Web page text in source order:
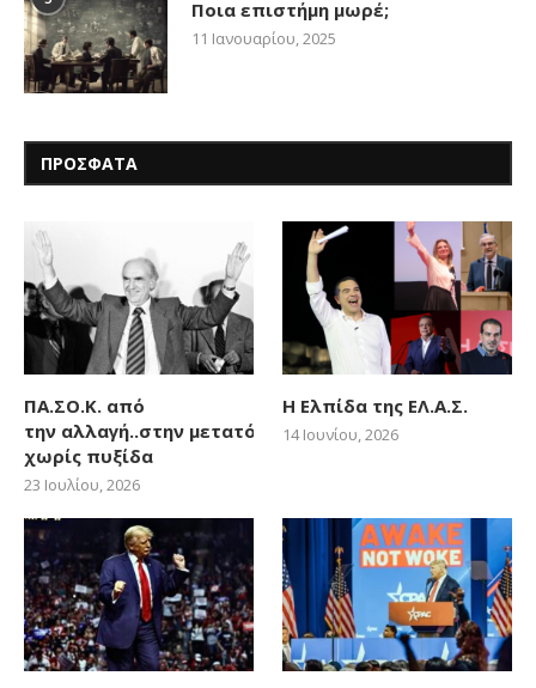
Ποια επιστήμη μωρέ;
11 Ιανουαρίου, 2025
ΠΡΟΣΦΑΤΑ
ΠΑ.ΣΟ.Κ. από
την αλλαγή..στην μετατόπιση
χωρίς πυξίδα
23 Ιουλίου, 2026
Η Ελπίδα της ΕΛ.Α.Σ.
14 Ιουνίου, 2026